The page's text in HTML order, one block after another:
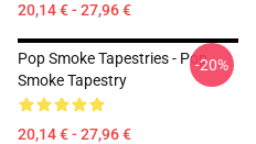
20,14 € - 27,96 €
Pop Smoke Tapestries - Pop
Smoke Tapestry
20,14 € - 27,96 €
-20%